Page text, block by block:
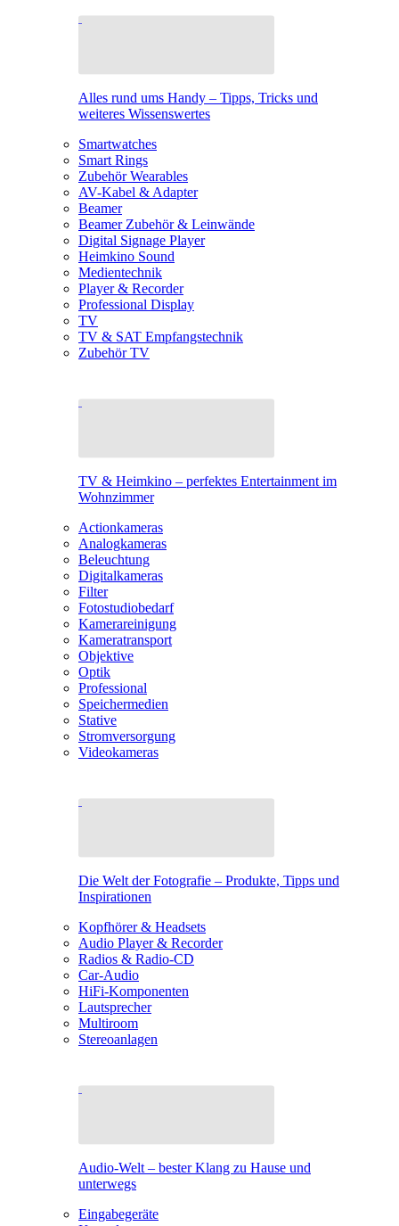
Alles rund ums Handy – Tipps, Tricks und
weiteres Wissenswertes
Smartwatches
Smart Rings
Zubehör Wearables
AV-Kabel & Adapter
Beamer
Beamer Zubehör & Leinwände
Digital Signage Player
Heimkino Sound
Medientechnik
Player & Recorder
Professional Display
TV
TV & SAT Empfangstechnik
Zubehör TV
TV & Heimkino – perfektes Entertainment im
Wohnzimmer
Actionkameras
Analogkameras
Beleuchtung
Digitalkameras
Filter
Fotostudiobedarf
Kamerareinigung
Kameratransport
Objektive
Optik
Professional
Speichermedien
Stative
Stromversorgung
Videokameras
Die Welt der Fotografie – Produkte, Tipps und
Inspirationen
Kopfhörer & Headsets
Audio Player & Recorder
Radios & Radio-CD
Car-Audio
HiFi-Komponenten
Lautsprecher
Multiroom
Stereoanlagen
Audio-Welt – bester Klang zu Hause und
unterwegs
Eingabegeräte